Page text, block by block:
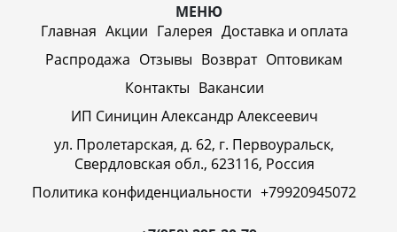
МЕНЮ
Главная Акции Галерея Доставка и оплата
Распродажа Отзывы Возврат Оптовикам
Контакты Вакансии
ИП Синицин Александр Алексеевич
ул. Пролетарская, д. 62, г. Первоуральск,
Свердловская обл., 623116, Россия
Политика конфиденциальности +79920945072